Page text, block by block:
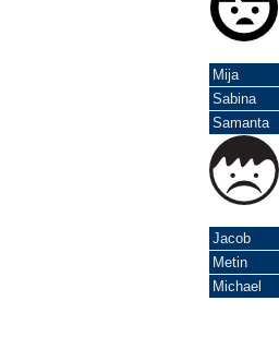
Mija
Sabina
Samanta
Jacob
Metin
Michael